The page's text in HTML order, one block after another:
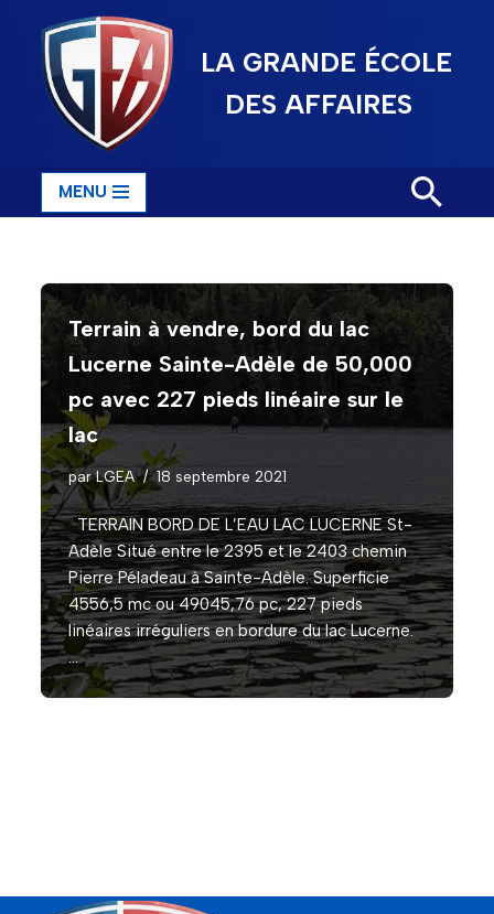
Aller
contenu
LA GRANDE ÉCOLE
DES AFFAIRES
MENU
Terrain à vendre, bord du lac
Lucerne Sainte-Adèle de 50,000
pc avec 227 pieds linéaire sur le
lac
parLGEA 18 septembre 2021
TERRAIN BORD DE L’EAU LAC LUCERNE St-
Adèle Situé entre le 2395 et le 2403 chemin
Pierre Péladeau à Sainte-Adèle. Superficie
4556,5 mc ou 49045,76 pc, 227 pieds
linéaires irréguliers en bordure du lac Lucerne.
…